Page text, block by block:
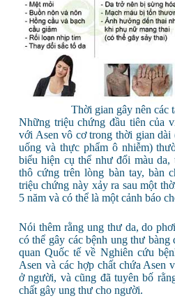
Thời gian gây nên các
Những triệu chứng đầu tiên của
với Asen vô cơ trong thời gian
uống và thực phẩm ô nhiễm)
biểu hiện cụ thể như đổi màu
thô cứng trên lòng bàn tay, bàn
triệu chứng này xảy ra sau một
5 năm và có thể là một cảnh báo
Nói thêm rằng ung thư da, do
có thể gây các bệnh ung thư
quan Quốc tế về Nghiên cứu
Asen và các hợp chất chứa Asen
ở người, và cũng đã tuyên bố
chất gây ung thư cho người.